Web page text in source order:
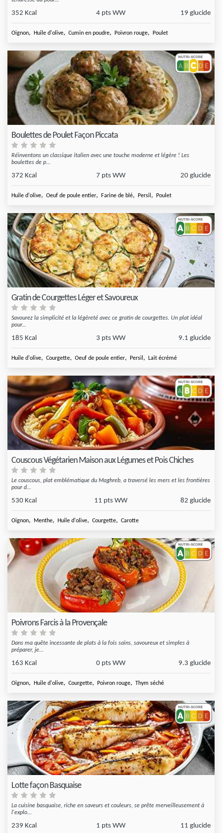
352 Kcal 4 pts WW 19 glucide
Oignon, Huile d'olive, Cumin en poudre, Poivron rouge, Poulet
Boulettes de Poulet Façon Piccata
Réinventons un classique italien avec une touche moderne et légère ! Les
boulettes de p...
372 Kcal 7 pts WW 20 glucide
Huile d'olive, Oeuf de poule entier, Farine de blé, Persil , Poulet
Gratin de Courgettes Léger et Savoureux
Savourez la simplicité et la légèreté avec ce gratin de courgettes. Un plat idéal
pour...
185 Kcal 3 pts WW 9.1 glucide
Huile d'olive, Courgette, Oeuf de poule entier, Persil , Lait écrémé
Couscous Végétarien Maison aux Légumes et Pois Chiches
Le couscous, plat emblématique du Maghreb, a traversé les mers et les frontières
pour d...
530 Kcal 11 pts WW 82 glucide
Oignon, Menthe, Huile d'olive, Courgette, Carotte
Poivrons Farcis à la Provençale
Dans ma quête incessante de plats à la fois sains, savoureux et simples à
préparer, je...
163 Kcal 0 pts WW 9.3 glucide
Oignon, Huile d'olive, Courgette, Poivron rouge, Thym séché
Lotte façon Basquaise
La cuisine basquaise, riche en saveurs et couleurs, se prête merveilleusement à
l'explo...
239 Kcal 1 pts WW 11 glucide